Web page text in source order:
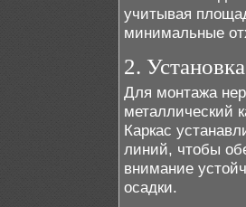
учитывая
минимальные
2.
Для монтажа
металлический
Каркас
линий, чтобы
внимание
осадки.